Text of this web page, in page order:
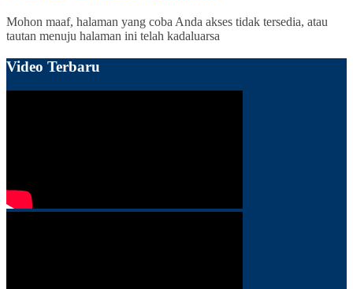
Mohon maaf, halaman yang coba Anda akses tidak tersedia, atau
tautan menuju halaman ini telah kadaluarsa
Video Terbaru